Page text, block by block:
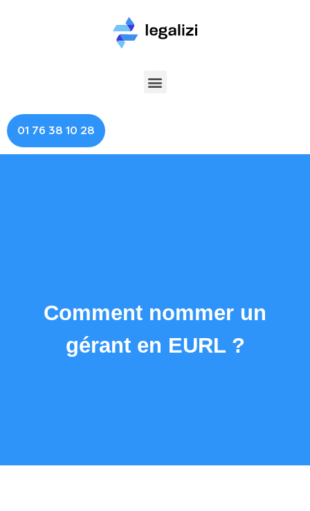
01 76 38 10 28
Comment nommer un
gérant en EURL ?